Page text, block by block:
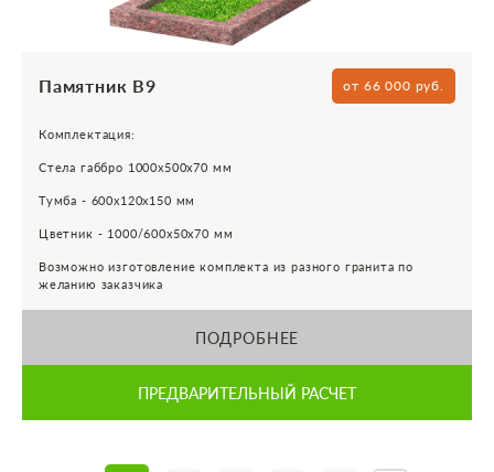
Памятник В9 от 66 000 руб.
Комплектация:
Стела габбро 1000х500х70 мм
Тумба - 600х120х150 мм
Цветник - 1000/600х50х70 мм
Возможно изготовление комплекта из разного гранита по
желанию заказчика
ПОДРОБНЕЕ
ПРЕДВАРИТЕЛЬНЫЙ РАСЧЕТ